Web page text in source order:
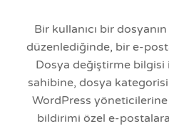
Bir kullanıcı bir
düzenlediğinde, bir e-
Dosya değiştirme
sahibine, dosya
WordPress
bildirimi özel e-